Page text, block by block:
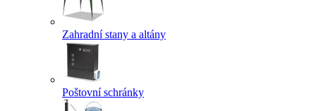
Zahradní stany a altány
Poštovní schránky